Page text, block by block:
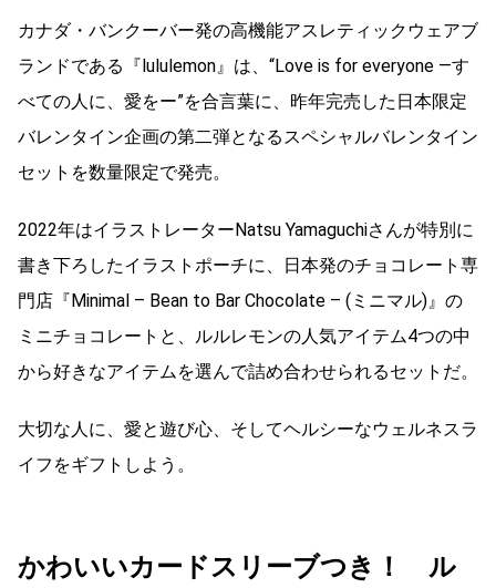
カナダ・バンクーバー発の高機能アスレティックウェアブ
ランドである『lululemon』は、“Love is for everyone ―す
べての人に、愛をー”を合言葉に、昨年完売した日本限定
バレンタイン企画の第二弾となるスペシャルバレンタイン
セットを数量限定で発売。
2022年はイラストレーターNatsu Yamaguchiさんが特別に
書き下ろしたイラストポーチに、⽇本発のチョコレート専
⾨店『Minimal – Bean to Bar Chocolate – (ミニマル)』の
ミニチョコレートと、ルルレモンの⼈気アイテム4つの中
から好きなアイテムを選んで詰め合わせられるセットだ。
大切な人に、愛と遊び心、そしてヘルシーなウェルネスラ
イフをギフトしよう。
かわいいカードスリーブつき！ ル